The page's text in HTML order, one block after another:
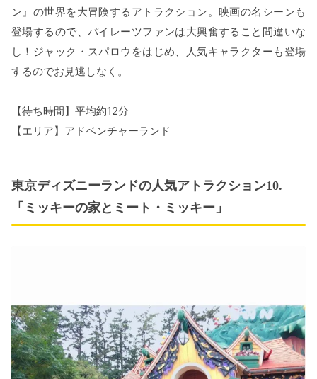
ン』の世界を大冒険するアトラクション。映画の名シーンも
登場するので、パイレーツファンは大興奮すること間違いな
し！ジャック・スパロウをはじめ、人気キャラクターも登場
するのでお見逃しなく。
【待ち時間】平均約12分
【エリア】アドベンチャーランド
東京ディズニーランドの人気アトラクション10.
「ミッキーの家とミート・ミッキー」